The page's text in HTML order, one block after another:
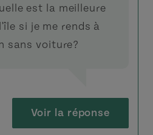
est la meilleure
si je me rends à
sans voiture?
Voir la réponse